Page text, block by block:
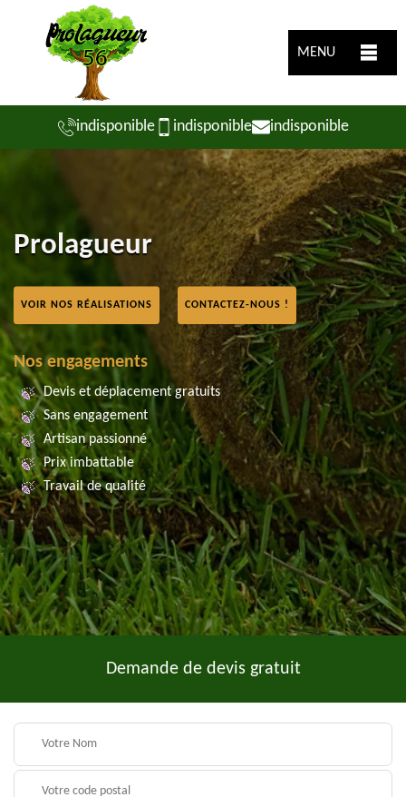
MENU
indisponible indisponible indisponible
Prolagueur
VOIR NOS RÉALISATIONS CONTACTEZ-NOUS !
Nos engagements
Devis et déplacement gratuits
Sans engagement
Artisan passionné
Prix imbattable
Travail de qualité
Demande de devis gratuit